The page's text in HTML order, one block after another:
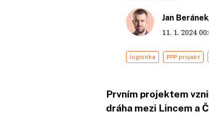
Jan Beránek
11. 1. 2024
logistika PPP projekt
Prvním projektem
dráha mezi Lincem a